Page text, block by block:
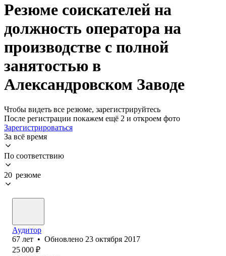
Резюме соискателей на
должность оператора на
производстве с полной
занятостью в
Александровском Заводе
Чтобы видеть все резюме, зарегистрируйтесь
После регистрации покажем ещё 2 и откроем фото
Зарегистрироваться
За всё время
По соответствию
20 резюме
Аудитор
67 лет • Обновлено 23 октября 2017
25 000 ₽